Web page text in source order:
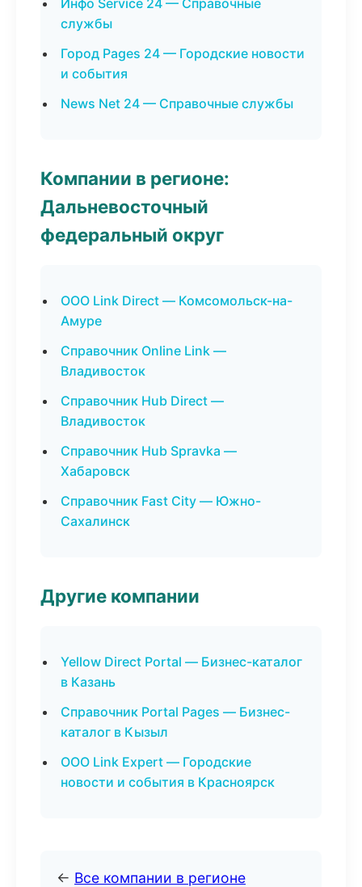
Инфо Service 24 — Справочные
службы
Город Pages 24 — Городские новости
и события
News Net 24 — Справочные службы
Компании в регионе:
Дальневосточный
федеральный округ
ООО Link Direct — Комсомольск-на-
Амуре
Справочник Online Link —
Владивосток
Справочник Hub Direct —
Владивосток
Справочник Hub Spravka —
Хабаровск
Справочник Fast City — Южно-
Сахалинск
Другие компании
Yellow Direct Portal — Бизнес-каталог
в Казань
Справочник Portal Pages — Бизнес-
каталог в Кызыл
ООО Link Expert — Городские
новости и события в Красноярск
← Все компании в регионе